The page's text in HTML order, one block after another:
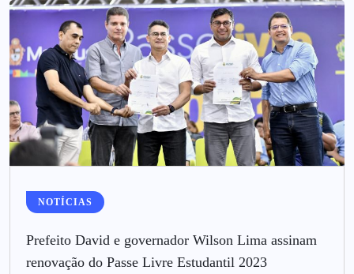
NOTÍCIAS
Prefeito David e governador Wilson Lima assinam
renovação do Passe Livre Estudantil 2023